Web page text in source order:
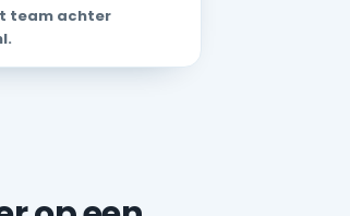
team achter